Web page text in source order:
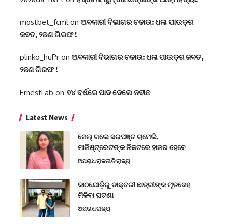
mostbet_fcmlon ଅବକାରୀ ବିଭାଗର ଚଢାଉ: ଧଳା ପାଉଡ଼ର
ଜବତ, ୨ଜଣ ଗିରଫ !
plinko_huPr on ଅବକାରୀ ବିଭାଗର ଚଢାଉ: ଧଳା ପାଉଡ଼ର ଜବତ,
୨ଜଣ ଗିରଫ !
ErnestLab on ୭୪ ବର୍ଷରେ ପାଦ ଦେଲେ ନବୀନ
Latest News
ଜେଲ୍ ଗଲେ ସରପଞ୍ଚ ଚାମେଲି,
ମାଜିଷ୍ଟ୍ରେଟଙ୍କ ନିକଟରେ ହାଜର ହେବେ
ଅପରାଧରାଜନୀତିରାଜ୍ୟ
କାଠଯୋଡ଼ିରୁ ଡାକ୍ତରୀ ଛାତ୍ରୀଙ୍କ ମୃତଦେହ
ମିଳିବା ଘଟଣା
ଅପରାଧରାଜ୍ୟ